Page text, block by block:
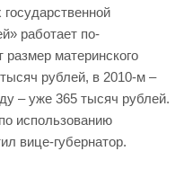
работает по-
размер материнского
рублей, в 2010-м –
– уже 365 тысяч рублей.
использованию
вице-губернатор.